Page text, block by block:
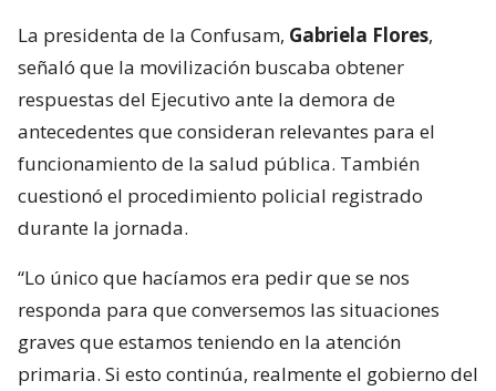
La presidenta de la Confusam, Gabriela Flores,
señaló que la movilización buscaba obtener
respuestas del Ejecutivo ante la demora de
antecedentes que consideran relevantes para el
funcionamiento de la salud pública. También
cuestionó el procedimiento policial registrado
durante la jornada.
“Lo único que hacíamos era pedir que se nos
responda para que conversemos las situaciones
graves que estamos teniendo en la atención
primaria. Si esto continúa, realmente el gobierno del